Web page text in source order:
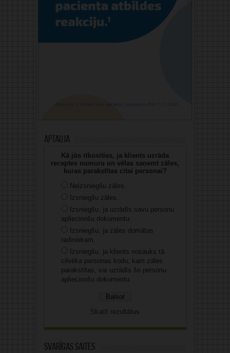
Aptauja
Kā jūs rīkosities, ja klients uzrāda
receptes numuru un vēlas saņemt zāles,
kuras parakstītas citai personai?
Neizsniegšu zāles.
Izsniegšu zāles.
Izsniegšu, ja uzrādīs savu personu
apliecinošu dokumentu.
Izsniegšu, ja zāles domātas
radiniekam.
Izsniegšu, ja klients nosauks tā
cilvēka personas kodu, kam zāles
parakstītas, vai uzrādīs šo personu
apliecinošu dokumentu.
Skatīt rezultātus
Svarīgas saites